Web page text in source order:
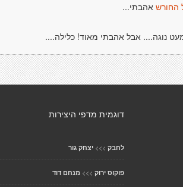
החורש אהבתי...
נוגה.... אבל אהבתי מאוד! כלילה....
דוגמית מדפי היצירות
לחבק >>> יצחק גור
פוקוס ירוק >>> מנחם דוד